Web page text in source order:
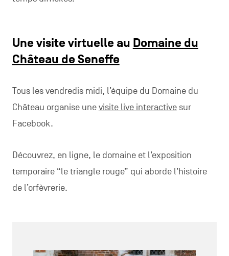
Une visite virtuelle au Domaine du
Château de Seneffe
Tous les vendredis midi, l’équipe du Domaine du
Château organise unevisite live interactivesur
Facebook.
Découvrez, en ligne, le domaine et l’exposition
temporaire “le triangle rouge” qui aborde l’histoire
de l’orfèvrerie.